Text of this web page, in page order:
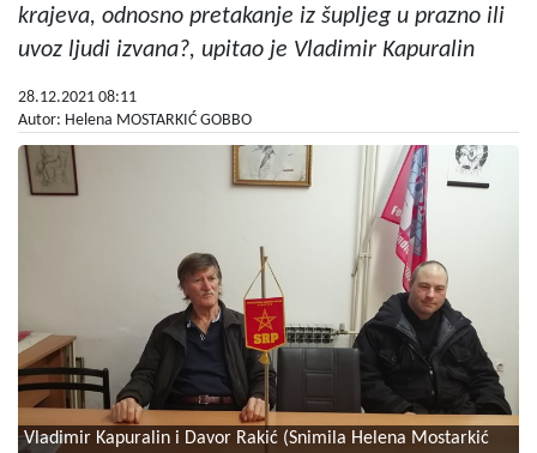
krajeva, odnosno pretakanje iz šupljeg u prazno ili
uvoz ljudi izvana?, upitao je Vladimir Kapuralin
28.12.2021 08:11
Autor: Helena MOSTARKIĆ GOBBO
Vladimir Kapuralin i Davor Rakić (Snimila Helena Mostarkić